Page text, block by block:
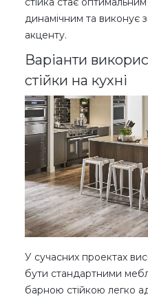
динамічним та виконує
акценту.
Варіанти
стійки на кухні
У сучасних проектах
бути стандартними
барною стійкою легко